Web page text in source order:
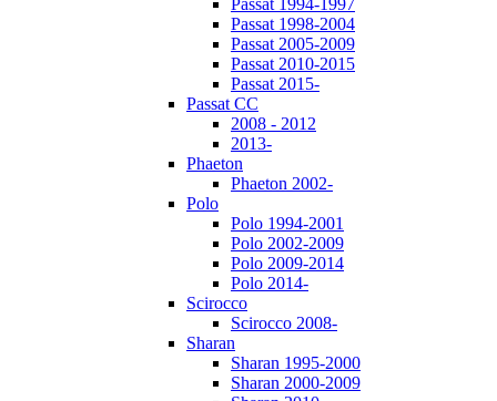
Passat 1994-1997
Passat 1998-2004
Passat 2005-2009
Passat 2010-2015
Passat 2015-
Passat CC
2008 - 2012
2013-
Phaeton
Phaeton 2002-
Polo
Polo 1994-2001
Polo 2002-2009
Polo 2009-2014
Polo 2014-
Scirocco
Scirocco 2008-
Sharan
Sharan 1995-2000
Sharan 2000-2009